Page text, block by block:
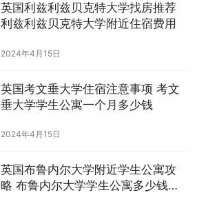
英国利兹利兹贝克特大学找房推荐
利兹利兹贝克特大学附近住宿费用
2024年4月15日
英国考文垂大学住宿注意事项 考文
垂大学学生公寓一个月多少钱
2024年4月15日
英国布鲁内尔大学附近学生公寓攻
略 布鲁内尔大学学生公寓多少钱一